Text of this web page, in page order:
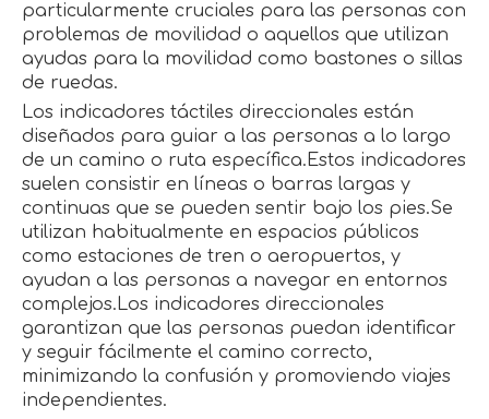
particularmente cruciales para las personas con
problemas de movilidad o aquellos que utilizan
ayudas para la movilidad como bastones o sillas
de ruedas.
Los indicadores táctiles direccionales están
diseñados para guiar a las personas a lo largo
de un camino o ruta específica.Estos indicadores
suelen consistir en líneas o barras largas y
continuas que se pueden sentir bajo los pies.Se
utilizan habitualmente en espacios públicos
como estaciones de tren o aeropuertos, y
ayudan a las personas a navegar en entornos
complejos.Los indicadores direccionales
garantizan que las personas puedan identificar
y seguir fácilmente el camino correcto,
minimizando la confusión y promoviendo viajes
independientes.